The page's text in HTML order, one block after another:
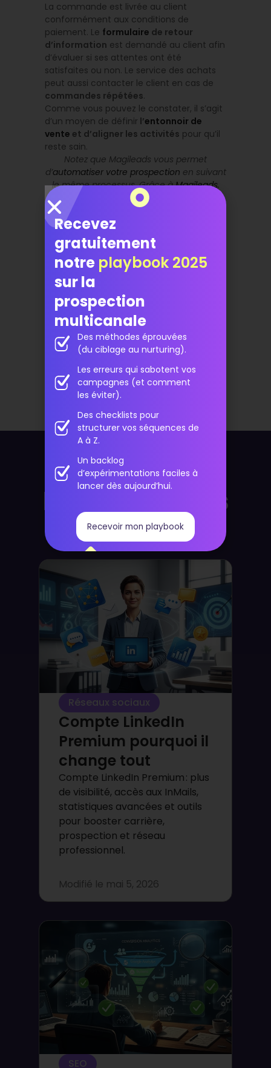
La commande est livrée au client
conformément aux conditions de
paiement. Le formulaire de retour
d’information est demandé au client afin
d’évaluer si ses attentes ont été
satisfaites ou non. Le service des achats
peut aussi contacter le client en cas de
commandes répétées.
Comme vous pouvez le constater, il s’agit
d’un moyen de définir l’entonnoir de
vente et d’aligner les activités pour qu’il
reste sain.
Notez que Magileads vous permet
d’automatiser votre prospection en suivant
le même processus. Grâce àMagileads,
vos marketeurs génèrent des prospects
qualifiés que vos vendeurs convertissent
en clients.
Découvrez Magileads >>
Me résumer cet article avec :
ChatGPT Perplexity
Google AI
WhatsApp
Pour aller plus
loin
Réseaux sociaux
Compte LinkedIn
Premium pourquoi il
change tout
Compte LinkedIn Premium : plus
de visibilité, accès aux InMails,
statistiques avancées et outils
pour booster carrière,
prospection et réseau
professionnel.
Modifié le mai 5, 2026
SEO
Recevez
gratuitement
notre playbook 2025
sur la
prospection
multicanale
Des méthodes éprouvées
(du ciblage au nurturing).
Les erreurs qui sabotent vos
campagnes (et comment
les éviter).
Des checklists pour
structurer vos séquences de
A à Z.
Un backlog
d’expérimentations faciles à
lancer dès aujourd’hui.
Recevoir mon playbook